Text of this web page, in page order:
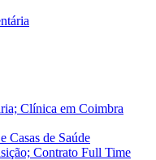
Clínica em Coimbra
Casas de Saúde
Contrato Full Time